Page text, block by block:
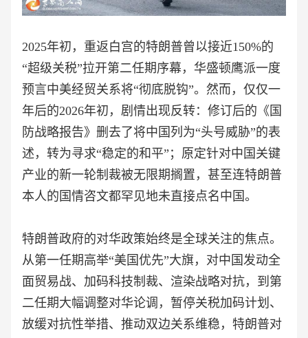
2025年初，重返白宫的特朗普曾以接近150%的
“超级关税”拉开第二任期序幕，华盛顿鹰派一度
预言中美经贸关系将“彻底脱钩”。然而，仅仅一
年后的2026年初，剧情出现反转：修订后的《国
防战略报告》删去了将中国列为“头号威胁”的表
述，转为寻求“稳定的和平”；原定针对中国关键
产业的新一轮制裁被无限期搁置，甚至连特朗普
本人的国情咨文都罕见地未直接点名中国。
特朗普政府的对华政策始终是全球关注的焦点。
从第一任期高举“美国优先”大旗，对中国发动全
面贸易战、加码科技制裁、渲染战略对抗，到第
二任期大幅调整对华论调，暂停关税加码计划、
放缓对抗性举措、推动双边关系维稳，特朗普对